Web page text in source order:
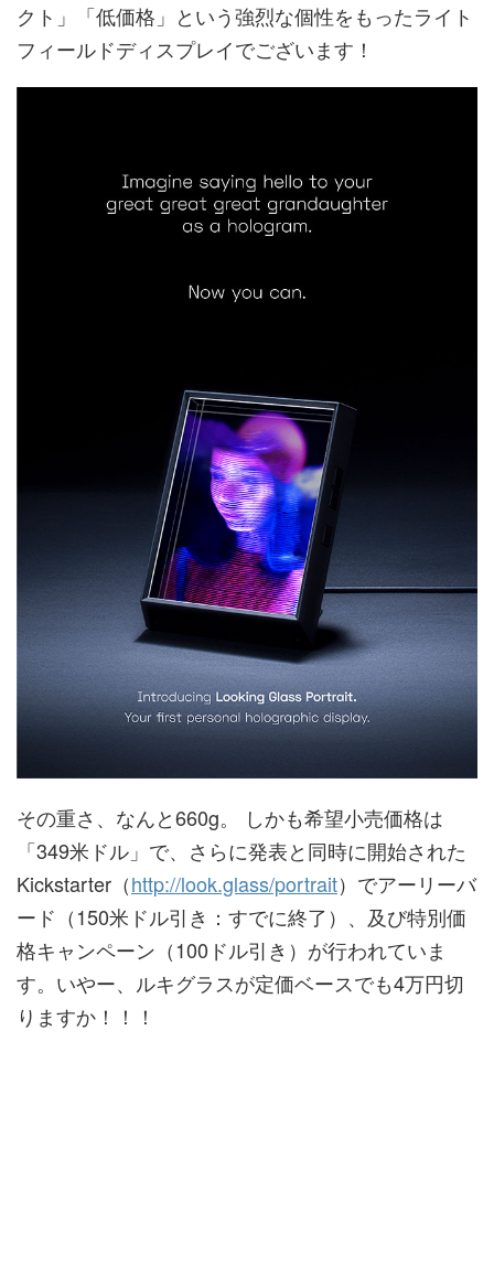
クト」「低価格」という強烈な個性をもったライト
フィールドディスプレイでございます！
その重さ、なんと660g。 しかも希望小売価格は
「349米ドル」で、さらに発表と同時に開始された
Kickstarter（http://look.glass/portrait）でアーリーバ
ード（150米ドル引き：すでに終了）、及び特別価
格キャンペーン（100ドル引き）が行われていま
す。いやー、ルキグラスが定価ベースでも4万円切
りますか！！！